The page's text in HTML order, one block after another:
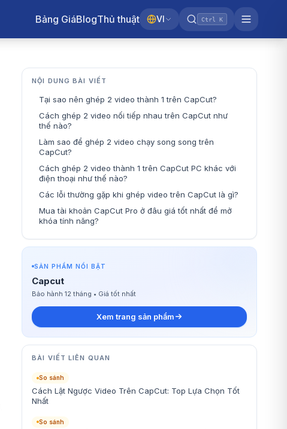
Bảng GiáBlogThủ thuật VI Ctrl K
NỘI DUNG BÀI VIẾT
Tại sao nên ghép 2 video thành 1 trên CapCut?
Cách ghép 2 video nối tiếp nhau trên CapCut như
thế nào?
Làm sao để ghép 2 video chạy song song trên
CapCut?
Cách ghép 2 video thành 1 trên CapCut PC khác với
điện thoại như thế nào?
Các lỗi thường gặp khi ghép video trên CapCut là gì?
Mua tài khoản CapCut Pro ở đâu giá tốt nhất để mở
khóa tính năng?
SẢN PHẨM NỔI BẬT
Capcut
Bảo hành 12 tháng • Giá tốt nhất
Xem trang sản phẩm
BÀI VIẾT LIÊN QUAN
So sánh
Cách Lật Ngược Video Trên CapCut: Top Lựa Chọn Tốt
Nhất
So sánh